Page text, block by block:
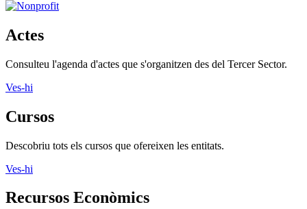
Actes
Consulteu l'agenda d'actes que s'organitzen des del Tercer Sector.
Ves-hi
Cursos
Descobriu tots els cursos que ofereixen les entitats.
Ves-hi
Recursos Econòmics